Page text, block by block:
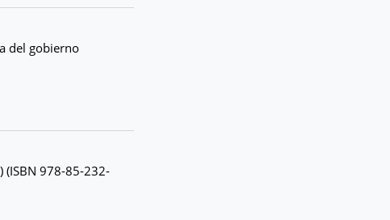
del gobierno
978-85-232-